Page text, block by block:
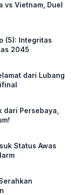
vs Vietnam, Duel
(5): Integritas
2045
dari Lubang
dari Persebaya,
Status Awas